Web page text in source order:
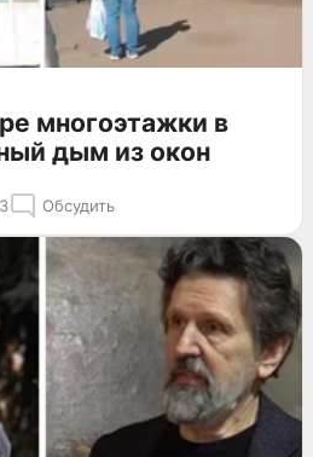
многоэтажки в
дым из окон
3 Обсудить